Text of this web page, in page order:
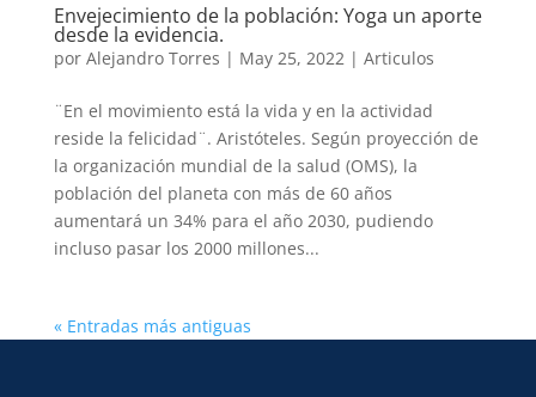
Envejecimiento de la población: Yoga un aporte
desde la evidencia.
por Alejandro Torres | May 25, 2022| Articulos
¨En el movimiento está la vida y en la actividad
reside la felicidad¨. Aristóteles. Según proyección de
la organización mundial de la salud (OMS), la
población del planeta con más de 60 años
aumentará un 34% para el año 2030, pudiendo
incluso pasar los 2000 millones...
« Entradas más antiguas